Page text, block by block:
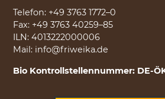
Telefon: +49 3763 1772–0
Fax: +49 3763 40259–85
ILN: 4013222000006
Mail: info@friweika.de
Bio Kontrollstellennummer: DE-